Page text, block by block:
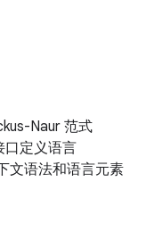
Naur 范式
口定义语言
文语法和语言元素